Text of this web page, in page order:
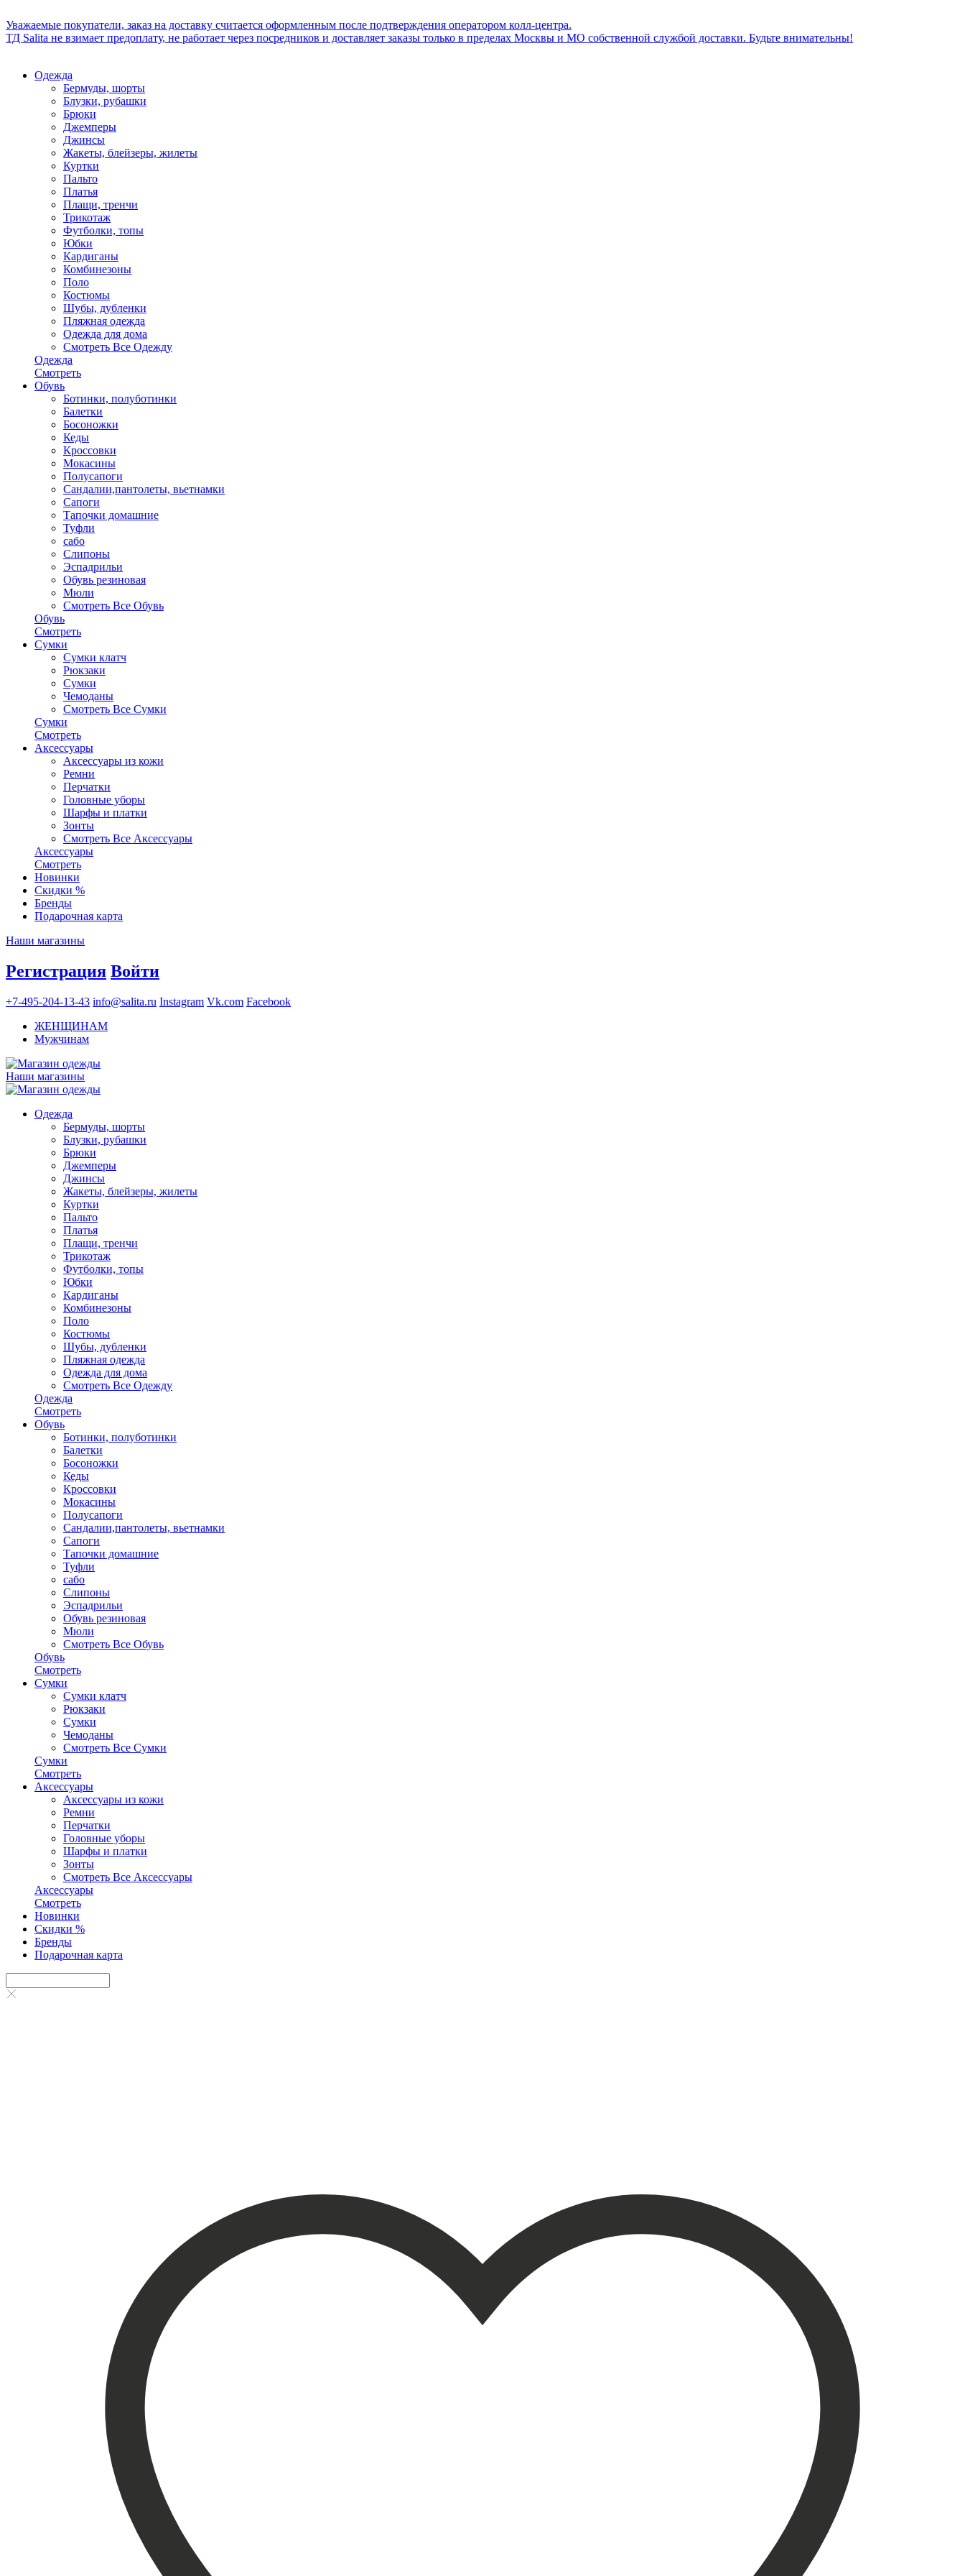
Уважаемые покупатели, заказ на доставку считается оформленным после подтверждения оператором колл-центра.
ТД Salita не взимает предоплату, не работает через посредников и доставляет заказы только в пределах Москвы и МО собственной службой доставки. Будьте внимательны!
Одежда
Бермуды, шорты
Блузки, рубашки
Брюки
Джемперы
Джинсы
Жакеты, блейзеры, жилеты
Куртки
Пальто
Платья
Плащи, тренчи
Трикотаж
Футболки, топы
Юбки
Кардиганы
Комбинезоны
Поло
Костюмы
Шубы, дубленки
Пляжная одежда
Одежда для дома
Смотреть Все Одежду
Одежда
Смотреть
Обувь
Ботинки, полуботинки
Балетки
Босоножки
Кеды
Кроссовки
Мокасины
Полусапоги
Сандалии,пантолеты, вьетнамки
Сапоги
Тапочки домашние
Туфли
сабо
Слипоны
Эспадрильи
Обувь резиновая
Мюли
Смотреть Все Обувь
Обувь
Смотреть
Сумки
Сумки клатч
Рюкзаки
Сумки
Чемоданы
Смотреть Все Сумки
Сумки
Смотреть
Аксессуары
Аксессуары из кожи
Ремни
Перчатки
Головные уборы
Шарфы и платки
Зонты
Смотреть Все Аксессуары
Аксессуары
Смотреть
Новинки
Скидки %
Бренды
Подарочная карта
Наши магазины
Регистрация Войти
+7-495-204-13-43 info@salita.ru Instagram Vk.com Facebook
ЖЕНЩИНАМ
Мужчинам
Наши магазины
Одежда
Бермуды, шорты
Блузки, рубашки
Брюки
Джемперы
Джинсы
Жакеты, блейзеры, жилеты
Куртки
Пальто
Платья
Плащи, тренчи
Трикотаж
Футболки, топы
Юбки
Кардиганы
Комбинезоны
Поло
Костюмы
Шубы, дубленки
Пляжная одежда
Одежда для дома
Смотреть Все Одежду
Одежда
Смотреть
Обувь
Ботинки, полуботинки
Балетки
Босоножки
Кеды
Кроссовки
Мокасины
Полусапоги
Сандалии,пантолеты, вьетнамки
Сапоги
Тапочки домашние
Туфли
сабо
Слипоны
Эспадрильи
Обувь резиновая
Мюли
Смотреть Все Обувь
Обувь
Смотреть
Сумки
Сумки клатч
Рюкзаки
Сумки
Чемоданы
Смотреть Все Сумки
Сумки
Смотреть
Аксессуары
Аксессуары из кожи
Ремни
Перчатки
Головные уборы
Шарфы и платки
Зонты
Смотреть Все Аксессуары
Аксессуары
Смотреть
Новинки
Скидки %
Бренды
Подарочная карта